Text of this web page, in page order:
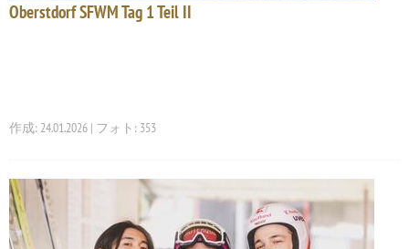
Oberstdorf SFWM Tag 1 Teil II
作成: 24.01.2026 | フォト: 353